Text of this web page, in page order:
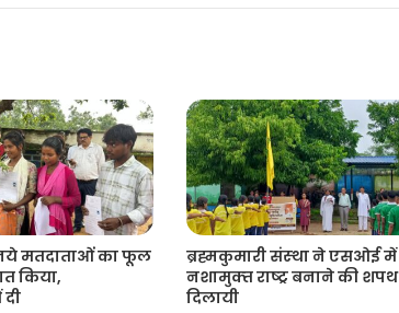
मतदाताओंं का फूल
किया,
ब्रह्मकुमारी संस्‍था ने एसओई में
नशामुक्‍त राष्‍ट्र बनाने की शपथ
दिलायी